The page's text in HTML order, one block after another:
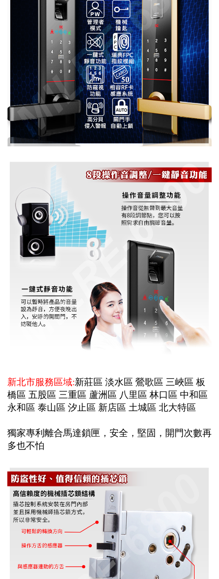
新北市服務區域:新莊區 淡水區 鶯歌區 三峽區 板
橋區 五股區 三重區 蘆洲區 八里區 林口區 中和區
永和區 泰山區 汐止區 新店區 土城區 北大特區
獨家專利離合馬達鎖匣，安全，堅固，開門次數再
多也不怕